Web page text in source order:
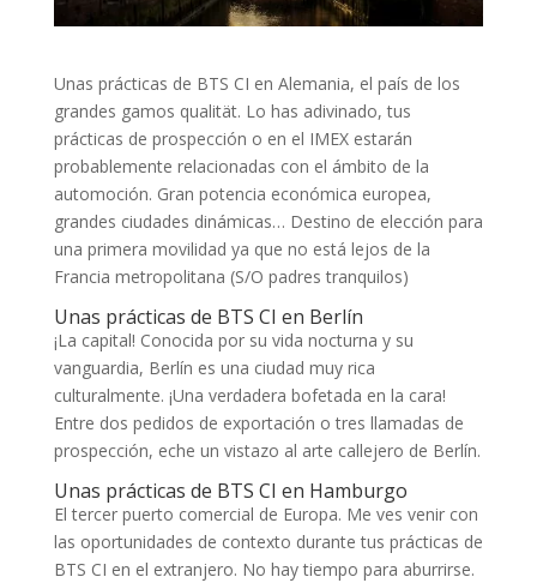
Unas prácticas de BTS CI en Alemania, el país de los
grandes gamos qualität. Lo has adivinado, tus
prácticas de prospección o en el IMEX estarán
probablemente relacionadas con el ámbito de la
automoción. Gran potencia económica europea,
grandes ciudades dinámicas… Destino de elección para
una primera movilidad ya que no está lejos de la
Francia metropolitana (S/O padres tranquilos)
Unas prácticas de BTS CI en Berlín
¡La capital! Conocida por su vida nocturna y su
vanguardia, Berlín es una ciudad muy rica
culturalmente. ¡Una verdadera bofetada en la cara!
Entre dos pedidos de exportación o tres llamadas de
prospección, eche un vistazo al arte callejero de Berlín.
Unas prácticas de BTS CI en Hamburgo
El tercer puerto comercial de Europa. Me ves venir con
las oportunidades de contexto durante tus prácticas de
BTS CI en el extranjero. No hay tiempo para aburrirse.